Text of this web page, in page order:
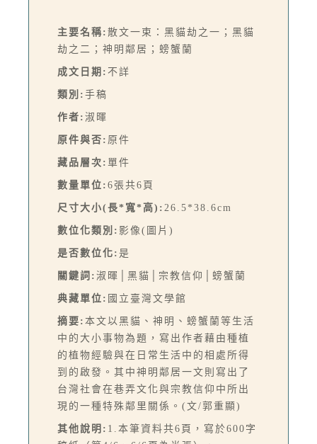
主要名稱: 散文一束：黑貓劫之一；黑貓
劫之二；神明鄰居；螃蟹蘭
成文日期: 不詳
類別: 手稿
作者: 淑暉
原件與否: 原件
藏品層次: 單件
數量單位: 6張共6頁
尺寸大小(長*寬*高): 26.5*38.6cm
數位化類別: 影像(圖片)
是否數位化: 是
關鍵詞: 淑暉│黑貓│宗教信仰│螃蟹蘭
典藏單位: 國立臺灣文學館
摘要: 本文以黑貓、神明、螃蟹蘭等生活
中的大小事物為題，寫出作者藉由種植
的植物經驗與在日常生活中的相處所得
到的啟發。其中神明鄰居一文則寫出了
台灣社會在巷弄文化與宗教信仰中所出
現的一種特殊鄰里關係。(文/郭重顯)
其他說明: 1.本筆資料共6頁，寫於600字